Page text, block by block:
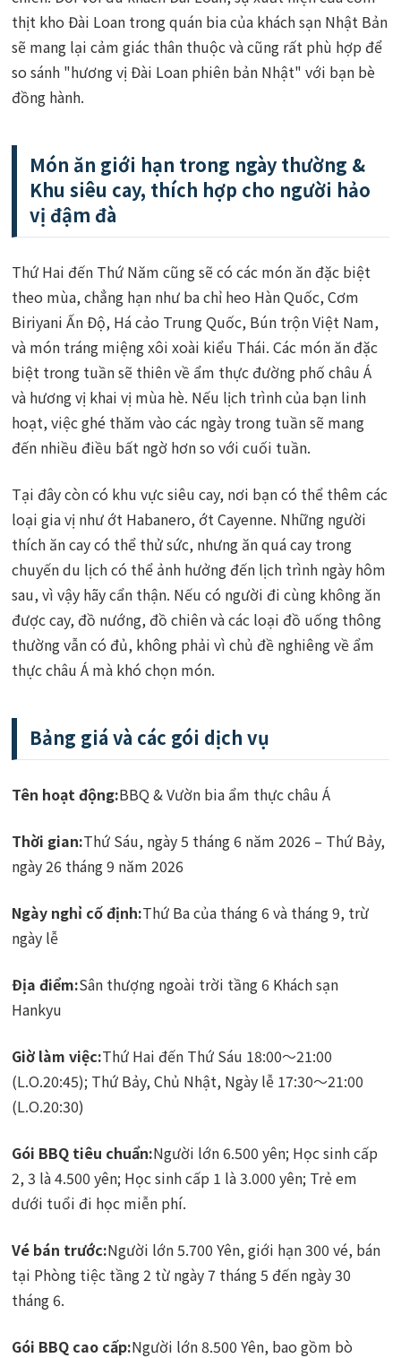
thịt kho Đài Loan trong quán bia của khách sạn Nhật Bản
sẽ mang lại cảm giác thân thuộc và cũng rất phù hợp để
so sánh "hương vị Đài Loan phiên bản Nhật" với bạn bè
đồng hành.
Món ăn giới hạn trong ngày thường &
Khu siêu cay, thích hợp cho người hảo
vị đậm đà
Thứ Hai đến Thứ Năm cũng sẽ có các món ăn đặc biệt
theo mùa, chẳng hạn như ba chỉ heo Hàn Quốc, Cơm
Biriyani Ấn Độ, Há cảo Trung Quốc, Bún trộn Việt Nam,
và món tráng miệng xôi xoài kiểu Thái. Các món ăn đặc
biệt trong tuần sẽ thiên về ẩm thực đường phố châu Á
và hương vị khai vị mùa hè. Nếu lịch trình của bạn linh
hoạt, việc ghé thăm vào các ngày trong tuần sẽ mang
đến nhiều điều bất ngờ hơn so với cuối tuần.
Tại đây còn có khu vực siêu cay, nơi bạn có thể thêm các
loại gia vị như ớt Habanero, ớt Cayenne. Những người
thích ăn cay có thể thử sức, nhưng ăn quá cay trong
chuyến du lịch có thể ảnh hưởng đến lịch trình ngày hôm
sau, vì vậy hãy cẩn thận. Nếu có người đi cùng không ăn
được cay, đồ nướng, đồ chiên và các loại đồ uống thông
thường vẫn có đủ, không phải vì chủ đề nghiêng về ẩm
thực châu Á mà khó chọn món.
Bảng giá và các gói dịch vụ
Tên hoạt động:BBQ & Vườn bia ẩm thực châu Á
Thời gian:Thứ Sáu, ngày 5 tháng 6 năm 2026 – Thứ Bảy,
ngày 26 tháng 9 năm 2026
Ngày nghỉ cố định:Thứ Ba của tháng 6 và tháng 9, trừ
ngày lễ
Địa điểm:Sân thượng ngoài trời tầng 6 Khách sạn
Hankyu
Giờ làm việc:Thứ Hai đến Thứ Sáu 18:00～21:00
(L.O.20:45); Thứ Bảy, Chủ Nhật, Ngày lễ 17:30～21:00
(L.O.20:30)
Gói BBQ tiêu chuẩn:Người lớn 6.500 yên; Học sinh cấp
2, 3 là 4.500 yên; Học sinh cấp 1 là 3.000 yên; Trẻ em
dưới tuổi đi học miễn phí.
Vé bán trước:Người lớn 5.700 Yên, giới hạn 300 vé, bán
tại Phòng tiệc tầng 2 từ ngày 7 tháng 5 đến ngày 30
tháng 6.
Gói BBQ cao cấp:Người lớn 8.500 Yên, bao gồm bò